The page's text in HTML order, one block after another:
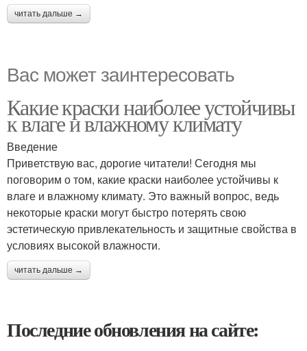
читать дальше →
Вас может заинтересовать
Какие краски наиболее устойчивы
к влаге и влажному климату
Введение
Приветствую вас, дорогие читатели! Сегодня мы
поговорим о том, какие краски наиболее устойчивы к
влаге и влажному климату. Это важный вопрос, ведь
некоторые краски могут быстро потерять свою
эстетическую привлекательность и защитные свойства в
условиях высокой влажности.
читать дальше →
Последние обновления на сайте: